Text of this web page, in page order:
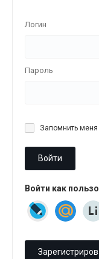
Логин
Пароль
Запомнить меня
Войти
Войти как